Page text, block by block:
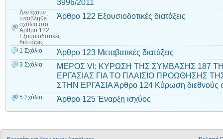
3996/2011
Δεν έχουν
υποβληθεί
σχόλια στο
Άρθρο 122
Εξουσιοδοτικές
διατάξεις
Άρθρο 122 Εξουσιοδοτικές διατάξεις
1 Σχόλιο Άρθρο 123 Μεταβατικές διατάξεις
3 Σχόλια
ΜΕΡΟΣ VI: ΚΥΡΩΣΗ ΤΗΣ ΣΥΜΒΑΣΗΣ 187
ΕΡΓΑΣΙΑΣ ΓΙΑ ΤΟ ΠΛΑΙΣΙΟ ΠΡΟΩΘΗΣΗΣ
ΣΤΗΝ ΕΡΓΑΣΙΑ Άρθρο 124 Κύρωση διεθνούς
5 Σχόλια Άρθρο 125 Έναρξη ισχύος